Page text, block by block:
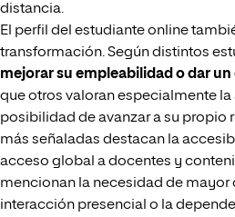
distancia.
El perfil del estudiante online
transformación. Según distintos
mejorar su empleabilidad o dar
que otros valoran especialmente
posibilidad de avanzar a su propio
más señaladas destacan la
acceso global a docentes y
mencionan la necesidad de mayor
interacción presencial o la